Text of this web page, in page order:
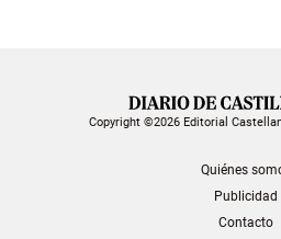
Copyright ©2026 Editorial
Quiénes
Publicidad
Contacto